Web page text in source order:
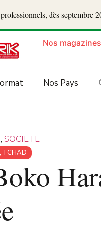
dès septembre
Nos magazines
Nos Pays
,SOCIETE
, TCHAD